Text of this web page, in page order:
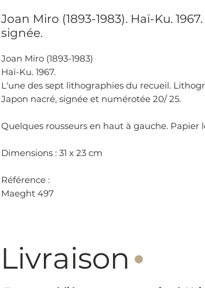
Joan Miro (1893-1983). Haï-Ku.
signée.
Joan Miro (1893-1983)
Haï-Ku. 1967.
L'une des sept lithographies du recueil.
Japon nacré, signée et numérotée 20/ 25.
Quelques rousseurs en haut à gauche. Papier
Dimensions : 31 x 23 cm
Référence :
Maeght 497
Livraison·